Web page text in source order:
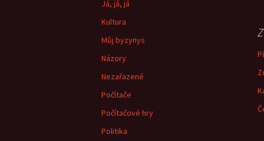
Já, já, já
Kultura
Můj byzynys
Názory
Nezařazené
Počítače
Počítačové hry
Politika